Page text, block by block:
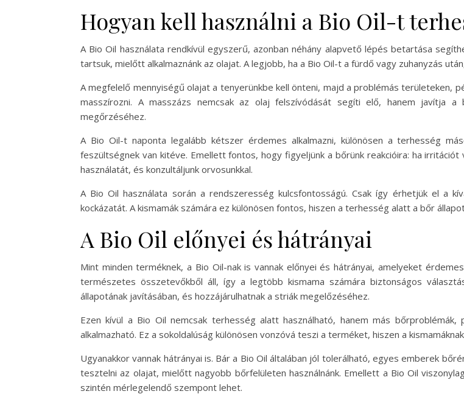
Hogyan kell használni a Bio Oil-t
A Bio Oil használata rendkívül egyszerű, azonban néhány alapvető lépés betartása
tartsuk, mielőtt alkalmaznánk az olajat. A legjobb, ha a Bio Oil-t a fürdő vagy zuhanyzás
A megfelelő mennyiségű olajat a tenyerünkbe kell önteni, majd a problémás területeken,
masszírozni. A masszázs nemcsak az olaj felszívódását segíti elő, hanem javítja
megőrzéséhez.
A Bio Oil-t naponta legalább kétszer érdemes alkalmazni, különösen a terhesség
feszültségnek van kitéve. Emellett fontos, hogy figyeljünk a bőrünk reakcióira: ha
használatát, és konzultáljunk orvosunkkal.
A Bio Oil használata során a rendszeresség kulcsfontosságú. Csak így érhetjük el a
kockázatát. A kismamák számára ez különösen fontos, hiszen a terhesség alatt a bőr
A Bio Oil előnyei és hátrányai
Mint minden terméknek, a Bio Oil-nak is vannak előnyei és hátrányai, amelyeket
természetes összetevőkből áll, így a legtöbb kismama számára biztonságos
állapotának javításában, és hozzájárulhatnak a striák megelőzéséhez.
Ezen kívül a Bio Oil nemcsak terhesség alatt használható, hanem más
alkalmazható. Ez a sokoldalúság különösen vonzóvá teszi a terméket, hiszen a
Ugyanakkor vannak hátrányai is. Bár a Bio Oil általában jól tolerálható, egyes emberek
tesztelni az olajat, mielőtt nagyobb bőrfelületen használnánk. Emellett a Bio Oil
szintén mérlegelendő szempont lehet.